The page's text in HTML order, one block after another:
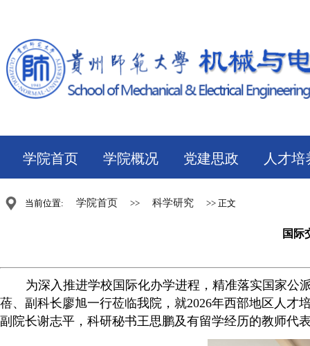
学院首页 学院概况 党建思政 人才培
当前位置: 学院首页 >> 科学研究 >> 正文
国际
为深入推进学校国际化办学进程，精准落实国家公
蓓、副科长廖旭一行莅临我院，就2026年西部地区人
副院长谢志平，科研秘书王思鹏及有留学经历的教师代